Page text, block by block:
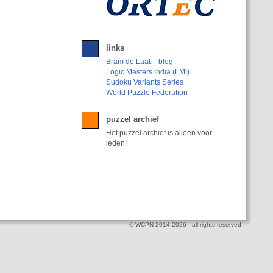
links
Bram de Laat – blog
Logic Masters India (LMI)
Sudoku Variants Series
World Puzzle Federation
puzzel archief
Het puzzel archief is alleen voor
leden!
© WCPN 2014-2026 - all rights reserved